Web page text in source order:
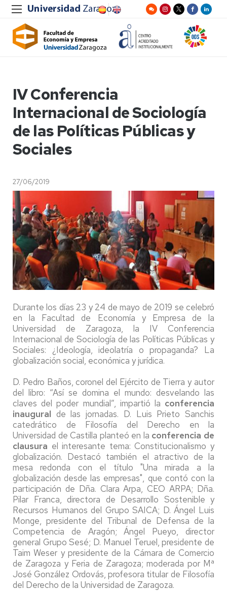
IV Conferencia
Internacional de Sociología
de las Políticas Públicas y
Sociales
27/06/2019
Durante los días 23 y 24 de mayo de 2019 se celebró
en la Facultad de Economía y Empresa de la
Universidad de Zaragoza, la IV Conferencia
Internacional de Sociología de las Políticas Públicas y
Sociales: ¿Ideología, ideolatría o propaganda? La
globalización social, económica y jurídica.
D. Pedro Baños, coronel del Ejército de Tierra y autor
del libro: “Así se domina el mundo: desvelando las
claves del poder mundial”, impartió la conferencia
inaugural de las jornadas. D. Luis Prieto Sanchis
catedrático de Filosofía del Derecho en la
Universidad de Castilla planteó en la conferencia de
clausura el interesante tema: Constitucionalismo y
globalización. Destacó también el atractivo de la
mesa redonda con el título "Una mirada a la
globalización desde las empresas", que contó con la
participación de Dña. Clara Arpa, CEO ARPA; Dña.
Pilar Franca, directora de Desarrollo Sostenible y
Recursos Humanos del Grupo SAICA; D. Ángel Luis
Monge, presidente del Tribunal de Defensa de la
Competencia de Aragón; Ángel Pueyo, director
general Grupo Sesé; D. Manuel Teruel, presidente de
Taim Weser y presidente de la Cámara de Comercio
de Zaragoza y Feria de Zaragoza; moderada por Mª
José González Ordovás, profesora titular de Filosofía
del Derecho de la Universidad de Zaragoza.